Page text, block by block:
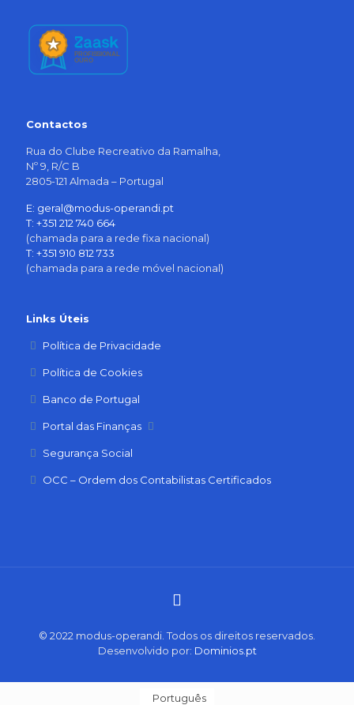
Contactos
Rua do Clube Recreativo da Ramalha,
Nº 9, R/C B
2805-121 Almada – Portugal
E: geral@modus-operandi.pt
T: +351 212 740 664
(chamada para a rede fixa nacional)
T: +351 910 812 733
(chamada para a rede móvel nacional)
Links Úteis
Política de Privacidade
Política de Cookies
Banco de Portugal
Portal das Finanças
Segurança Social
OCC – Ordem dos Contabilistas Certificados
© 2022 modus-operandi. Todos os direitos reservados.
Desenvolvido por: Dominios.pt
Português